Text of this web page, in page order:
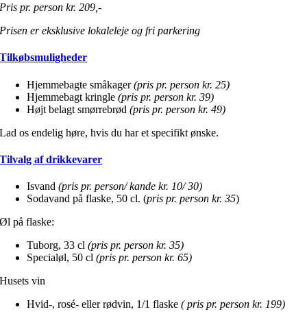
Pris pr. person kr. 209,-
Prisen er eksklusive lokaleleje og fri parkering
Tilkøbsmuligheder
Hjemmebagte småkager(pris pr. person kr. 25)
Hjemmebagt kringle(pris pr. person kr. 39)
Højt belagt smørrebrød(pris pr. person kr. 49)
Lad os endelig høre, hvis du har et specifikt ønske.
Tilvalg af drikkevarer
Isvand(pris pr. person/ kande kr. 10/ 30)
Sodavand på flaske, 50 cl. (pris pr. person kr. 35)
Øl på flaske:
Tuborg, 33 cl(pris pr. person kr. 35)
Specialøl, 50 cl(pris pr. person kr. 65)
Husets vin
Hvid-, rosé- eller rødvin, 1/1 flaske( pris pr. person kr. 199)